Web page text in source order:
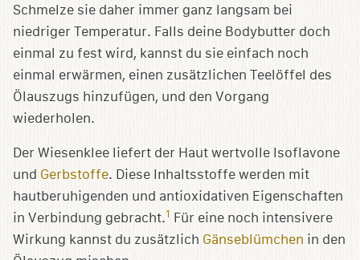
Schmelze sie daher immer ganz langsam bei
niedriger Temperatur. Falls deine Bodybutter doch
einmal zu fest wird, kannst du sie einfach noch
einmal erwärmen, einen zusätzlichen Teelöffel des
Ölauszugs hinzufügen, und den Vorgang
wiederholen.
Der Wiesenklee liefert der Haut wertvolle Isoflavone
und Gerbstoffe. Diese Inhaltsstoffe werden mit
hautberuhigenden und antioxidativen Eigenschaften
in Verbindung gebracht.1 Für eine noch intensivere
Wirkung kannst du zusätzlich Gänseblümchen in den